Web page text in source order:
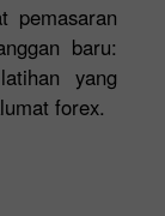
pemasaran
baru:
yang
forex.